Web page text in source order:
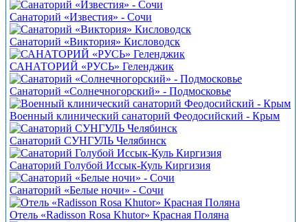
Санаторий «Известия» - Сочи
Санаторий «Виктория» Кисловодск
САНАТОРИЙ «РУСЬ» Геленджик
Санаторий «Солнечногорский» - Подмосковье
Военный клинический санаторий Феодосийский - Крым
Санаторий СУНГУЛЬ Челябинск
Санаторий Голубой Иссык-Куль Киргизия
Санаторий «Белые ночи» - Сочи
Отель «Radisson Rosa Khutor» Красная Поляна